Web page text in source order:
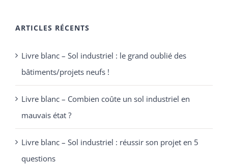
ARTICLES RÉCENTS
Livre blanc – Sol industriel : le grand oublié des
bâtiments/projets neufs !
Livre blanc – Combien coûte un sol industriel en
mauvais état ?
Livre blanc – Sol industriel : réussir son projet en 5
questions